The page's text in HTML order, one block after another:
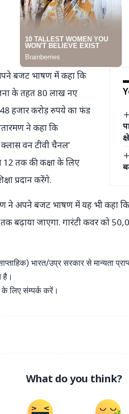
अपने बजट भाषण में कहा कि
के तहत 80 लाख नए
हजार करोड़ रुपये का फंड
ने कहा कि
वन टीवी चैनल’
12 तक की कक्षा के लिए
प्रदान करेंगे.
ने अपने बजट भाषण में यह भी कहा
बढ़ाया जाएगा. गारंटी कवर को
भारत/उप्र सरकार से मान्यता
है।
लिए संम्पर्क करें।
What do you think?